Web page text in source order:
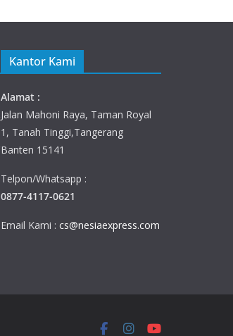
Kantor Kami
Alamat :
Jalan Mahoni Raya, Taman Royal
1, Tanah Tinggi,Tangerang
Banten 15141
Telpon/Whatsapp :
0877-4117-0621
Email Kami : cs@nesiaexpress.com